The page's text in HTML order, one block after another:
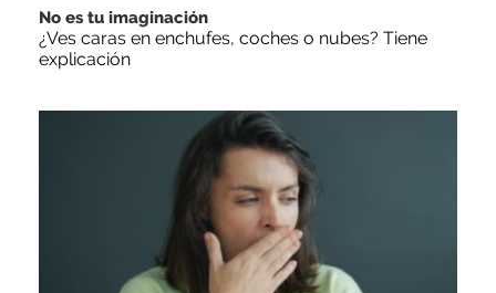
No es tu imaginación
¿Ves caras en enchufes, coches o nubes? Tiene
explicación